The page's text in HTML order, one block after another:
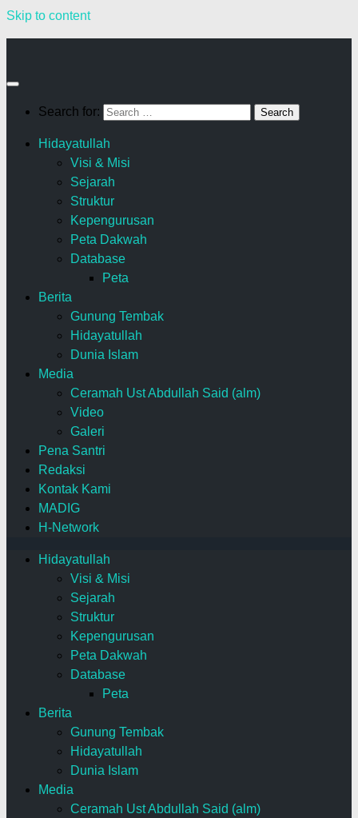
Skip to content
Search for:
Hidayatullah
Visi & Misi
Sejarah
Struktur
Kepengurusan
Peta Dakwah
Database
Peta
Berita
Gunung Tembak
Hidayatullah
Dunia Islam
Media
Ceramah Ust Abdullah Said (alm)
Video
Galeri
Pena Santri
Redaksi
Kontak Kami
MADIG
H-Network
Hidayatullah
Visi & Misi
Sejarah
Struktur
Kepengurusan
Peta Dakwah
Database
Peta
Berita
Gunung Tembak
Hidayatullah
Dunia Islam
Media
Ceramah Ust Abdullah Said (alm)